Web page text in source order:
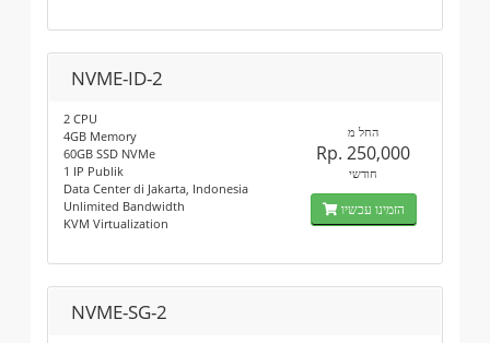
NVME-ID-2
2 CPU
4GB Memory
60GB SSD NVMe
1 IP Publik
Data Center di Jakarta, Indonesia
Unlimited Bandwidth
KVM Virtualization
החל מ
Rp. 250,000
חודשי
הזמינו עכשיו
NVME-SG-2